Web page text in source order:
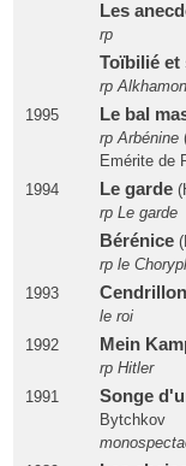
Les
rp
Toïbilié et
rp Alkhamon
1995
Le bal
rp Arbénine
Emérite de
1994
Le garde
rp Le garde
Bérénice
rp le
1993
Cendrillon
le roi
1992
Mein
rp Hitler
1991
Songe
Bytchkov